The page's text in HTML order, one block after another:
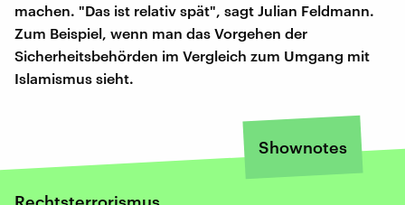
machen. "Das ist relativ spät", sagt Julian Feldmann.
Zum Beispiel, wenn man das Vorgehen der
Sicherheitsbehörden im Vergleich zum Umgang mit
Islamismus sieht.
Shownotes